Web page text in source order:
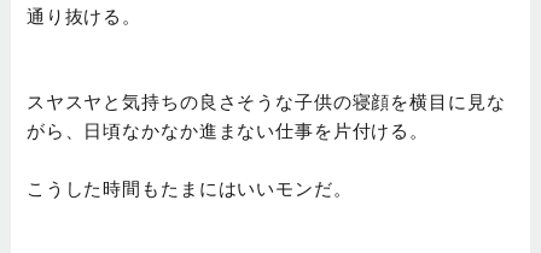
通り抜ける。
スヤスヤと気持ちの良さそうな子供の寝顔を横目に見な
がら、日頃なかなか進まない仕事を片付ける。
こうした時間もたまにはいいモンだ。